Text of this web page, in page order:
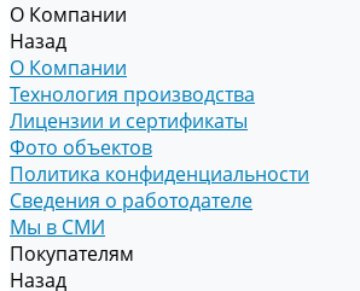
О Компании
Назад
О Компании
Технология производства
Лицензии и сертификаты
Фото объектов
Политика конфиденциальности
Сведения о работодателе
Мы в СМИ
Покупателям
Назад